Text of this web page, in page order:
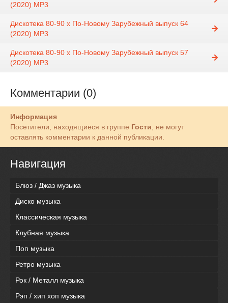
(2020) MP3
Дискотека 80-90 х По-Новому Зарубежный выпуск 64
(2020) MP3
Дискотека 80-90 х По-Новому Зарубежный выпуск 57
(2020) MP3
Комментарии (0)
Информация
Посетители, находящиеся в группе Гости, не могут
оставлять комментарии к данной публикации.
Навигация
Блюз / Джаз музыка
Диско музыка
Классическая музыка
Клубная музыка
Поп музыка
Ретро музыка
Рок / Металл музыка
Рэп / хип хоп музыка